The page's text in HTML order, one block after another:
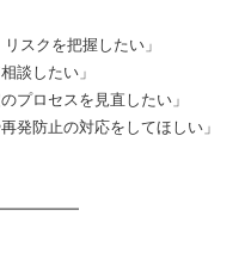
スクを把握したい」
談したい」
プロセスを見直したい」
発防止の対応をしてほしい」